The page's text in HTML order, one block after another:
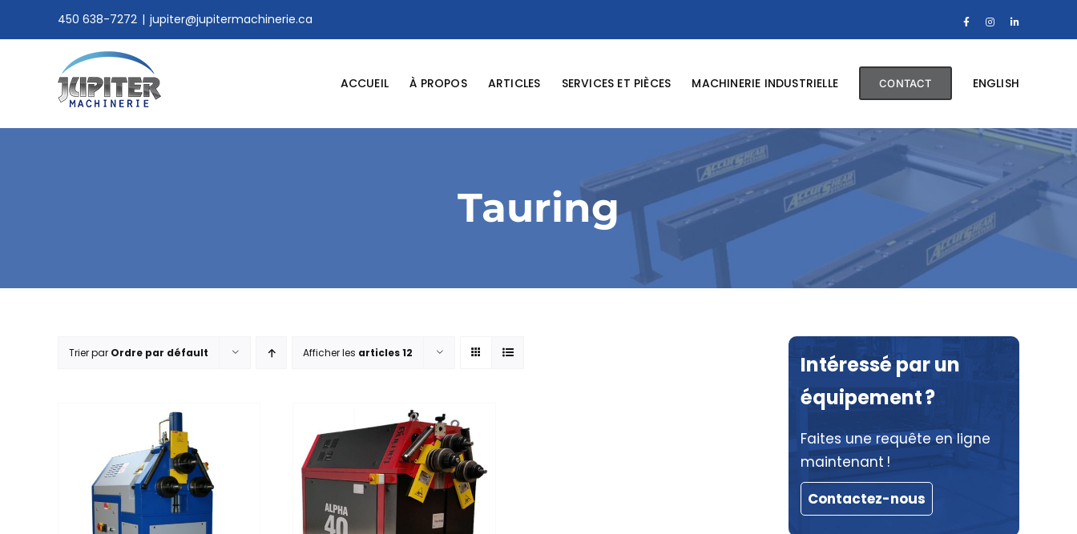
450 638-7272 | jupiter@jupitermachinerie.ca FacebookInstagramLinkedIn
ACCUEIL À PROPOS ARTICLES SERVICES ET PIÈCES MACHINERIE INDUSTRIELLE CONTACT ENGLISH
Tauring
Trier par Ordre par défault Afficher les articles 12
Intéressé par un
équipement ?
Faites une requête en ligne
maintenant !
Contactez-nous